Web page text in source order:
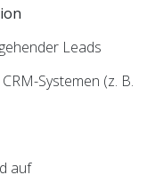
Leads
Systemen (z. B.
auf